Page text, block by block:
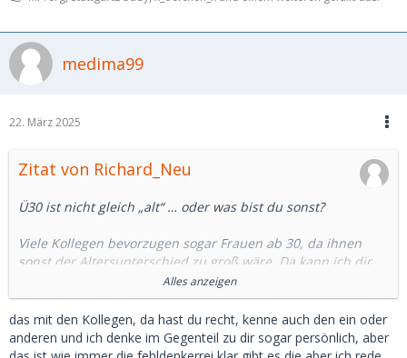
medima99
22. März 2025
Zitat von Richard_Neu
Ü30 ist nicht gleich „alt“ … oder was bist du sonst?
Viele Kollegen bevorzugen sogar Frauen ab 30, da ihnen
sonst der Altersunterschied zu groß wäre. Da kann ich dir
sogar einige aus dem Forum nennen.
18-jährige SBs können auch ziemlich naiv und nervig sein
und dich in Gesellschaft nicht immer gut aussehen lassen.
Alles anzeigen
das mit den Kollegen, da hast du recht, kenne auch den ein oder
anderen und ich denke im Gegenteil zu dir sogar persönlich, aber